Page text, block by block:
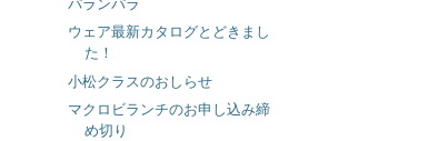
ウェア最新カタログとどきまし
た！
小松クラスのおしらせ
マクロビランチのお申し込み締
め切り